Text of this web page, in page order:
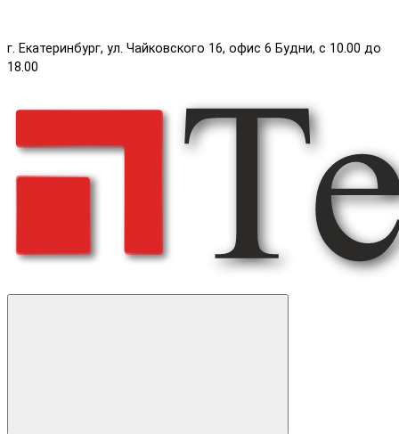
г. Екатеринбург, ул. Чайковского 16, офис 6 Будни, с 10.00 до
18.00